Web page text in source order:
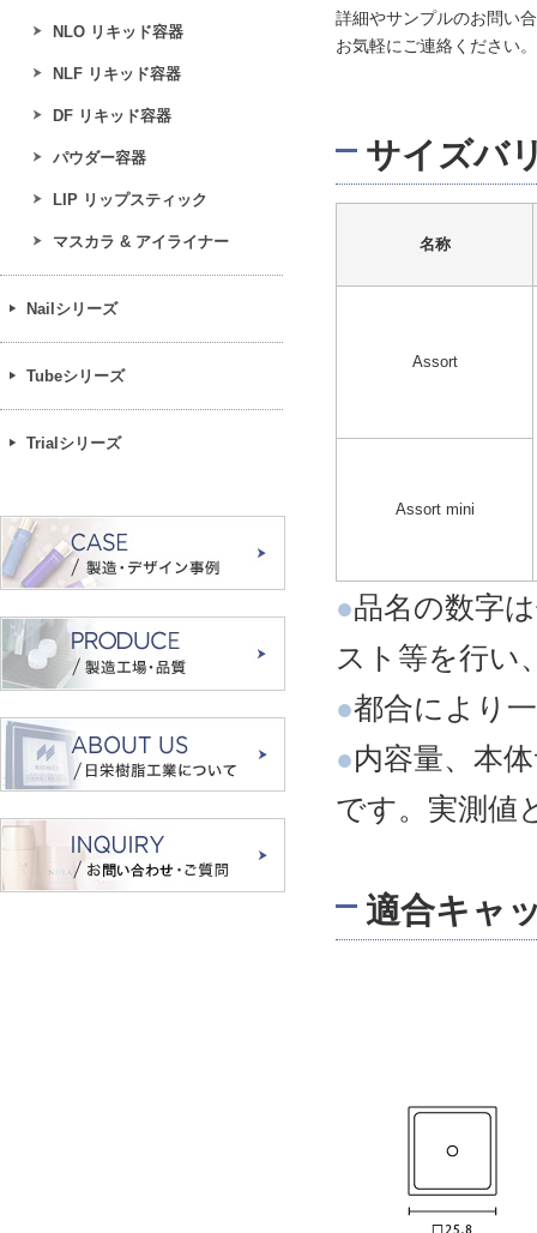
詳細やサンプルのお問い
お気軽にご連絡ください。
サイズバ
名称
Assort
Assort mini
●品名の数字
スト等を行い
●都合により
●内容量、本
です。実測値
適合キャ
NLO リキッド容器
NLF リキッド容器
DF リキッド容器
パウダー容器
LIP リップスティック
マスカラ & アイライナー
Nailシリーズ
Tubeシリーズ
Trialシリーズ